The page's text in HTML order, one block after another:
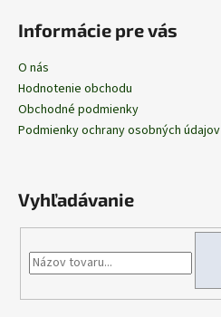
Informácie pre vás
O nás
Hodnotenie obchodu
Obchodné podmienky
Podmienky ochrany osobných údajov
Vyhľadávanie